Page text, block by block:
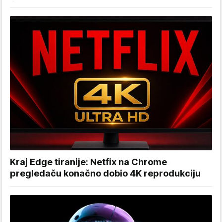
Kraj Edge tiranije: Netfix na Chrome
pregledaču konačno dobio 4K reprodukciju